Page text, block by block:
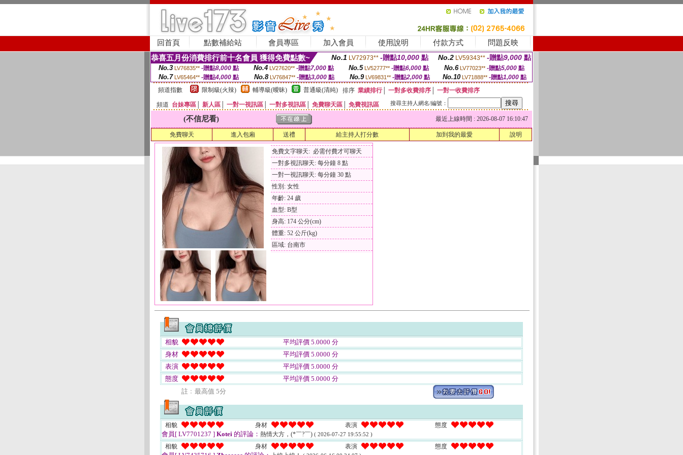
回首頁 點數補給站 會員專區 加入會員 使用說明 付款方式 問題反映
恭喜五月份消費排行前十名會員 獲得免費點數~ No.1 LV72973** -贈點10,000 點 No.2 LV59343** -贈點9,000 點
No.3 LV76835** -贈點8,000點 No.4 LV27620** -贈點7,000點 No.5 LV52777** -贈點6,000點 No.6 LV77023** -贈點5,000點
No.7 LV65464** -贈點4,000 點 No.8 LV76847** -贈點3,000 點 No.9 LV69831** -贈點2,000點 No.10 LV71888** -贈點1,000 點
頻道指數
限制級(火辣) 輔導級(曖昧) 普通級(清純) 排序 業績排行│ 一對多收費排序
一對一收費排序
頻道 台妹專區 新人區 一對一視訊區 一對多視訊區 免費聊天區 免費視訊區 搜尋主持人網名/編號：
(不信尼看) 最近上線時間 : 2026-08-07 16:10:47
免費聊天 進入包廂 送禮 給主持人打分數 加到我的最愛 說明
免費文字聊天: 必需付費才可聊天
一對多視訊聊天: 每分鐘 8 點
一對一視訊聊天: 每分鐘 30 點
性別: 女性
年齡: 24 歲
血型: B型
身高: 174 公分(cm)
體重: 52 公斤(kg)
區域: 台南市
相貌
平均評價 5.0000 分
身材
平均評價 5.0000 分
表演
平均評價 5.0000 分
態度
平均評價 5.0000 分
註﹕最高值 5分
相貌 身材 表演 態度
會員[ LV7701237 ] Kotei 的評論： 熱情大方，(*￣?￣) ( 2026-07-27 19:55:52 )
相貌 身材 表演 態度